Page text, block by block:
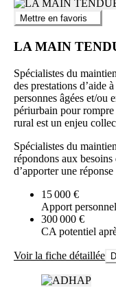
Mettre en favoris
LA MAIN
Spécialistes du
des prestations d’aide
personnes âgées et/ou
périurbain pour
rural est un enjeu
Spécialistes du
répondons aux
d’apporter une
15 000 €
Apport personnel
300 000 €
CA potentiel
Voir la fiche détaillée